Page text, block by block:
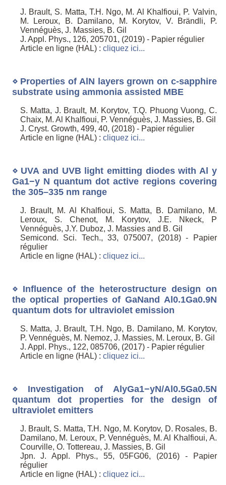
J. Brault, S. Matta, T.H. Ngo, M. Al Khalfioui, P. Valvin,
M. Leroux, B. Damilano, M. Korytov, V. Brändli, P.
Vennéguès, J. Massies, B. Gil
J. Appl. Phys., 126, 205701, (2019) - Papier régulier
Article en ligne (HAL) : cliquez ici...
⋄ Properties of AlN layers grown on c-sapphire
substrate using ammonia assisted MBE
S. Matta, J. Brault, M. Korytov, T.Q. Phuong Vuong, C.
Chaix, M. Al Khalfioui, P. Vennéguès, J. Massies, B. Gil
J. Cryst. Growth, 499, 40, (2018) - Papier régulier
Article en ligne (HAL) : cliquez ici...
⋄ UVA and UVB light emitting diodes with Al y
Ga1−y N quantum dot active regions covering
the 305–335 nm range
J. Brault, M. Al Khalfioui, S. Matta, B. Damilano, M.
Leroux, S. Chenot, M. Korytov, J.E. Nkeck, P
Vennéguès, J.Y. Duboz, J. Massies and B. Gil
Semicond. Sci. Tech., 33, 075007, (2018) - Papier
régulier
Article en ligne (HAL) : cliquez ici...
⋄ Influence of the heterostructure design on
the optical properties of GaNand Al0.1Ga0.9N
quantum dots for ultraviolet emission
S. Matta, J. Brault, T.H. Ngo, B. Damilano, M. Korytov,
P. Vennéguès, M. Nemoz, J. Massies, M. Leroux, B. Gil
J. Appl. Phys., 122, 085706, (2017) - Papier régulier
Article en ligne (HAL) : cliquez ici...
⋄ Investigation of AlyGa1−yN/Al0.5Ga0.5N
quantum dot properties for the design of
ultraviolet emitters
J. Brault, S. Matta, T.H. Ngo, M. Korytov, D. Rosales, B.
Damilano, M. Leroux, P. Vennéguès, M. Al Khalfioui, A.
Courville, O. Tottereau, J. Massies, B. Gil
Jpn. J. Appl. Phys., 55, 05FG06, (2016) - Papier
régulier
Article en ligne (HAL) : cliquez ici...